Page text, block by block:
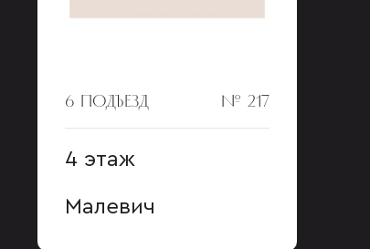
6 ПОДЪЕЗД № 217
4 этаж
Малевич